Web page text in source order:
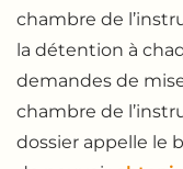
chambre de
la détention à
demandes de
chambre de
dossier appelle le